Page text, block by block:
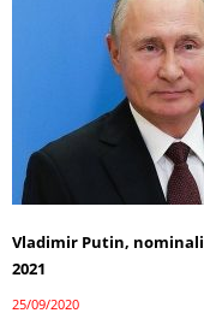
Vladimir Putin,
2021
25/09/2020